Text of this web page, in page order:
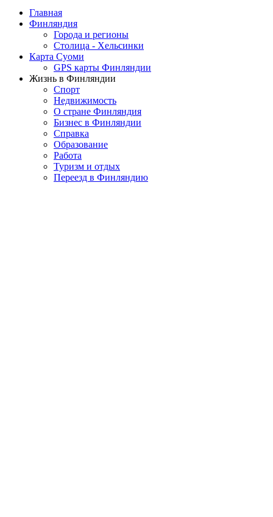
Главная
Финляндия
Города и регионы
Столица - Хельсинки
Карта Суоми
GPS карты Финляндии
Жизнь в Финляндии
Спорт
Недвижимость
О стране Финляндия
Бизнес в Финляндии
Справка
Образование
Работа
Туризм и отдых
Переезд в Финляндию